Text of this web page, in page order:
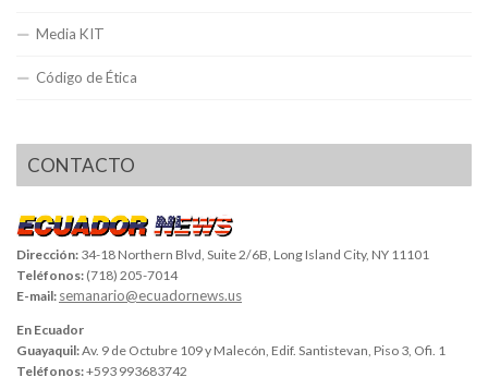
Media KIT
Código de Ética
CONTACTO
Dirección: 34-18 Northern Blvd, Suite 2/6B, Long Island City, NY 11101
Teléfonos: (718) 205-7014
E-mail: semanario@ecuadornews.us
En Ecuador
Guayaquil:Av. 9 de Octubre 109 y Malecón, Edif. Santistevan, Piso 3, Ofi. 1
Teléfonos:+593 993683742